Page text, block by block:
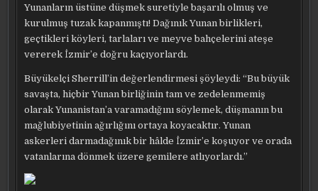
Yunanların üstüne düşmek suretiyle başarılı olmuş ve
kurulmuş tuzak kapanmıştı! Dağınık Yunan birlikleri,
geçtikleri köyleri, tarlaları ve meyve bahçelerini ateşe
vererek İzmir’e doğru kaçıyorlardı.
Büyükelçi Sherrill’in değerlendirmesi şöyleydi: “Bu büyük
savaşta, hiçbir Yunan birliğinin tam ve zedelenmemiş
olarak Yunanistan’a varamadığını söylemek, düşmanın bu
mağlubiyetinin ağırlığını ortaya koyacaktır. Yunan
askerleri darmadağınık bir hâlde İzmir’e koşuyor ve orada
vatanlarına dönmek üzere gemilere atlıyorlardı.”